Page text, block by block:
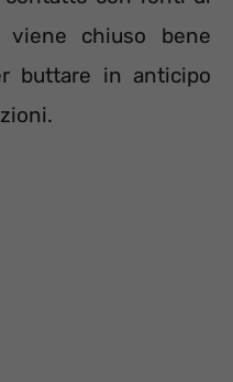
chiuso bene
buttare in anticipo